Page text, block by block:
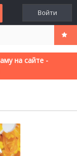
Войти
на сайте -